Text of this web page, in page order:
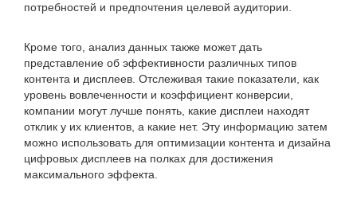
потребностей и предпочтения целевой аудитории.
Кроме того, анализ данных также может дать
представление об эффективности различных типов
контента и дисплеев. Отслеживая такие показатели, как
уровень вовлеченности и коэффициент конверсии,
компании могут лучше понять, какие дисплеи находят
отклик у их клиентов, а какие нет. Эту информацию затем
можно использовать для оптимизации контента и дизайна
цифровых дисплеев на полках для достижения
максимального эффекта.